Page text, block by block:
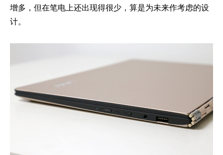
增多，但在笔电上还出现得很少，算是为未来作考虑的设
计。